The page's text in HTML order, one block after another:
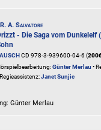
R. A. Salvatore
- Die Saga vom Dunkelelf
CD 978-3-939600-04-6 (
Günter Merlau •
Regieassistenz:Janet Sunjic
Günter Merlau